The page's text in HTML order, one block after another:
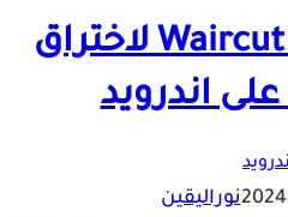
تحميل برنامج Waircut لاختراق
اندرويد
نوراليقين